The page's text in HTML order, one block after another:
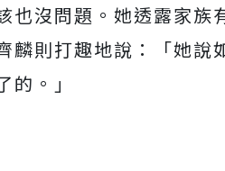
也沒問題。她透露家族
麟則打趣地說：「她說
的。」